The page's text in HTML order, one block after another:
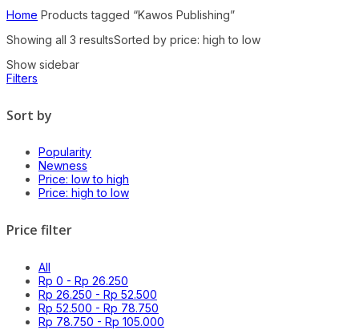
Home Products tagged “Kawos Publishing”
Showing all 3 resultsSorted by price: high to low
Show sidebar
Filters
Sort by
Popularity
Newness
Price: low to high
Price: high to low
Price filter
All
Rp 0 - Rp 26.250
Rp 26.250 - Rp 52.500
Rp 52.500 - Rp 78.750
Rp 78.750 - Rp 105.000